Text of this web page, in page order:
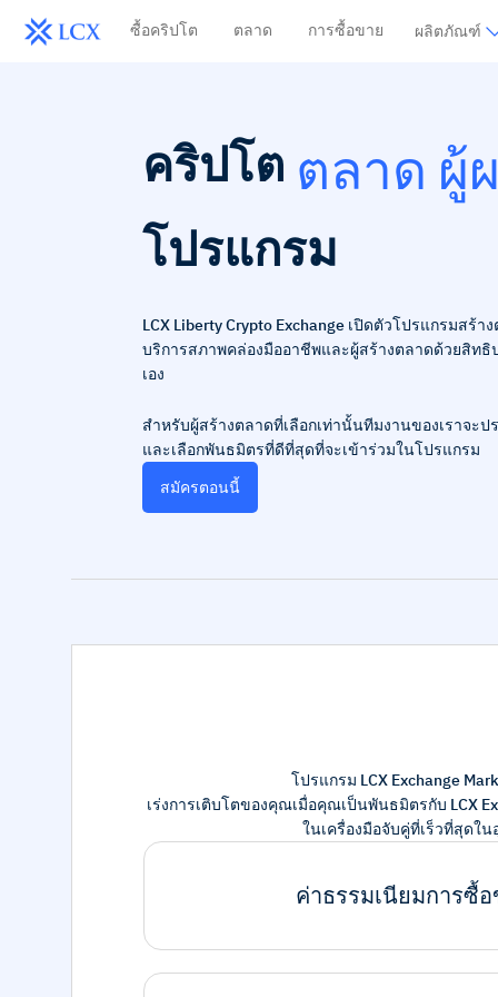
ซื้อคริปโต ตลาด การซื้อขาย ผลิตภัณฑ์
คริปโต ตลาด ผู้
โปรแกรม
LCX Liberty Crypto Exchange เปิดตัวโปรแกรมสร้
บริการสภาพคล่องมืออาชีพและผู้สร้างตลาดด้วยสิท
เอง
สำหรับผู้สร้างตลาดที่เลือกเท่านั้นทีมงานของเราจะ
และเลือกพันธมิตรที่ดีที่สุดที่จะเข้าร่วมในโปรแกรม
สมัครตอนนี้
โปรแกรม LCX Exchange
เร่งการเติบโตของคุณเมื่อคุณเป็นพันธมิตรกับ LCX
ในเครื่องมือจับคู่ที่เร็วที่สุดใ
ค่าธรรมเนียมการซื้